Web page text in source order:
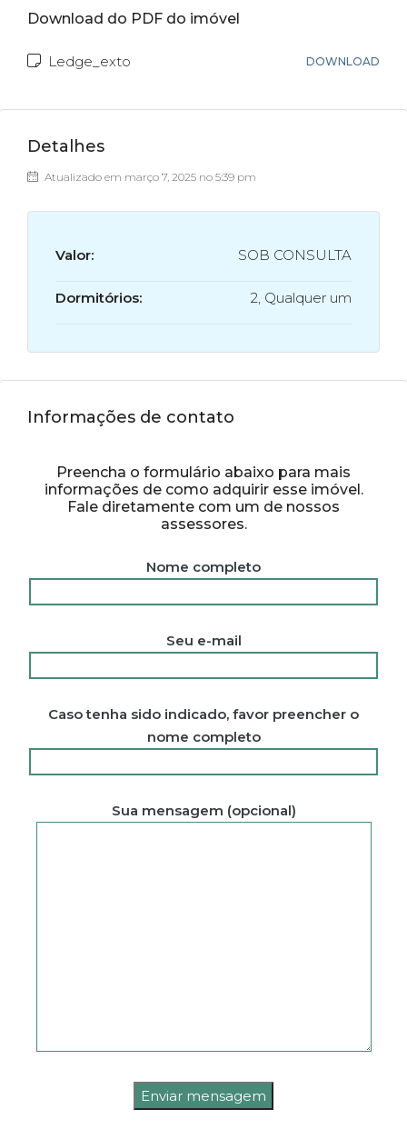
Download do PDF do imóvel
Ledge_exto DOWNLOAD
Detalhes
Atualizado em março 7, 2025 no 5:39 pm
Valor: SOB CONSULTA
Dormitórios: 2, Qualquer um
Informações de contato
Preencha o formulário abaixo para mais
informações de como adquirir esse imóvel.
Fale diretamente com um de nossos
assessores.
Nome completo
Seu e-mail
Caso tenha sido indicado, favor preencher o
nome completo
Sua mensagem (opcional)